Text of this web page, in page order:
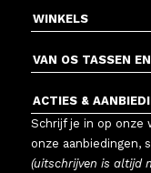
WINKELS
VAN OS TASSEN
ACTIES &
Schrijf je in op onze
onze aanbiedingen,
(uitschrijven is altijd